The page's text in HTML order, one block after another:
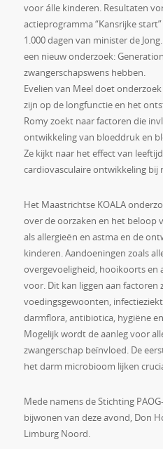
voor álle kinderen. Resultaten
actieprogramma “Kansrijke
1.000 dagen van minister de
een nieuw onderzoek:
zwangerschapswens hebben.
Evelien van Meel doet
zijn op de longfunctie en het
Romy zoekt naar factoren die
ontwikkeling van bloeddruk en
Ze kijkt naar het effect van
cardiovasculaire ontwikkeling bij
Het Maastrichtse KOALA
over de oorzaken en het beloop
als allergieën en astma en de
kinderen. Aandoeningen zoals
overgevoeligheid, hooikoorts en
voor. Dit kan liggen aan factoren
voedingsgewoonten,
darmflora, antibiotica, hygiëne
Mogelijk wordt de aanleg voor
zwangerschap beïnvloed. De
het darm microbioom lijken
Mede namens de Stichting
bijwonen van deze avond, Don
Limburg Noord.